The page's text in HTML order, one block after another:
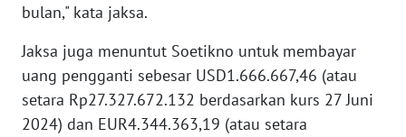
bulan," kata jaksa.
Jaksa juga menuntut Soetikno untuk membayar
uang pengganti sebesar USD1.666.667,46 (atau
setara Rp27.327.672.132 berdasarkan kurs 27 Juni
2024) dan EUR4.344.363,19 (atau setara
WN
WN
BANTEN